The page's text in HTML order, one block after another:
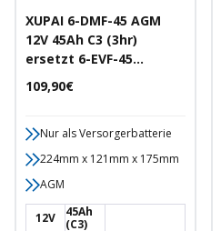
XUPAI 6-DMF-45 AGM
12V 45Ah C3 (3hr)
ersetzt 6-EVF-45
Traktionsbatterie
Angebotspreis
109,90€
Nur als Versorgerbatterie
224mm x 121mm x 175mm
AGM
12V
45Ah
(C3)